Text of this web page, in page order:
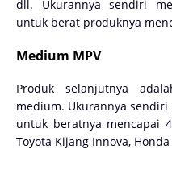
dll. Ukurannya sendiri
untuk berat produknya
Medium MPV
Produk selanjutnya
medium. Ukurannya sendiri
untuk beratnya mencapai
Toyota Kijang Innova,